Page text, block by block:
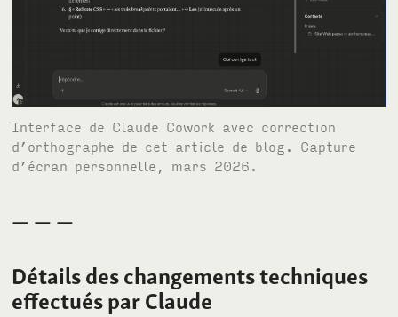
Interface de Claude Cowork avec correction
d’orthographe de cet article de blog. Capture
d’écran personnelle, mars 2026.
— — —
Détails des changements techniques
effectués par Claude